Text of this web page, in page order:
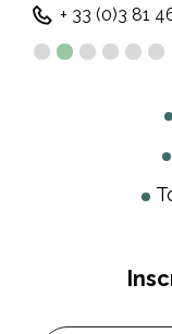
(0)3 81 46 48 33